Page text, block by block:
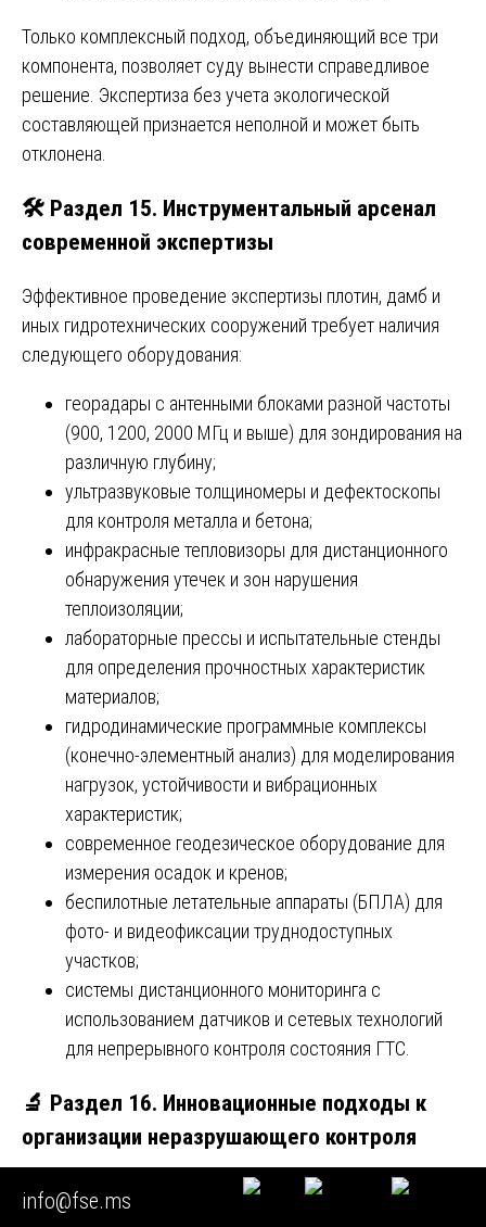
Только комплексный подход, объединяющий все три
компонента, позволяет суду вынести справедливое
решение. Экспертиза без учета экологической
составляющей признается неполной и может быть
отклонена.
🛠️ Раздел 15. Инструментальный арсенал
современной экспертизы
Эффективное проведение экспертизы плотин, дамб и
иных гидротехнических сооружений требует наличия
следующего оборудования:
георадары с антенными блоками разной частоты
(900, 1200, 2000 МГц и выше) для зондирования на
различную глубину;
ультразвуковые толщиномеры и дефектоскопы
для контроля металла и бетона;
инфракрасные тепловизоры для дистанционного
обнаружения утечек и зон нарушения
теплоизоляции;
лабораторные прессы и испытательные стенды
для определения прочностных характеристик
материалов;
гидродинамические программные комплексы
(конечно-элементный анализ) для моделирования
нагрузок, устойчивости и вибрационных
характеристик;
современное геодезическое оборудование для
измерения осадок и кренов;
беспилотные летательные аппараты (БПЛА) для
фото- и видеофиксации труднодоступных
участков;
системы дистанционного мониторинга с
использованием датчиков и сетевых технологий
для непрерывного контроля состояния ГТС.
🔬 Раздел 16. Инновационные подходы к
организации неразрушающего контроля
Внедрение инновационных технологий в процесс
неразрушающего контроля гидротехнических
info@fse.ms